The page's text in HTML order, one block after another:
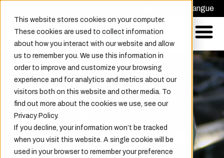
This website stores cookies on your computer.
These cookies are used to collect information
about how you interact with our website and allow
us to remember you. We use this information in
order to improve and customize your browsing
experience and for analytics and metrics about our
visitors both on this website and other media. To
find out more about the cookies we use, see our
Privacy Policy.
If you decline, your information won’t be tracked
when you visit this website. A single cookie will be
used in your browser to remember your preference
Choisir la langue
Réclamations